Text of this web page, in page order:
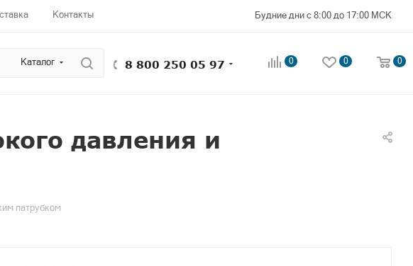
Контакты Будние дни с 8:00 до 17:00 МСК
Каталог 8 800 250 05 97 0 0 0
давления и
патрубком